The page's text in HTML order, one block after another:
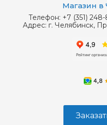
Магазин в
Телефон: +7 (351)
Адрес: г. Челябинск,